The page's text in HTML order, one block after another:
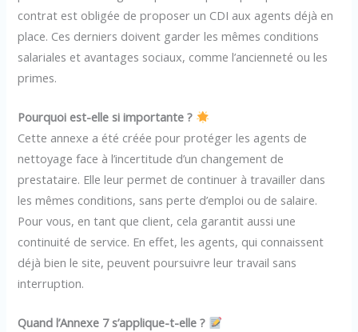
contrat est obligée de proposer un CDI aux agents déjà en
place. Ces derniers doivent garder les mêmes conditions
salariales et avantages sociaux, comme l’ancienneté ou les
primes.
Pourquoi est-elle si importante ?
Cette annexe a été créée pour protéger les agents de
nettoyage face à l’incertitude d’un changement de
prestataire. Elle leur permet de continuer à travailler dans
les mêmes conditions, sans perte d’emploi ou de salaire.
Pour vous, en tant que client, cela garantit aussi une
continuité de service. En effet, les agents, qui connaissent
déjà bien le site, peuvent poursuivre leur travail sans
interruption.
Quand l’Annexe 7 s’applique-t-elle ?